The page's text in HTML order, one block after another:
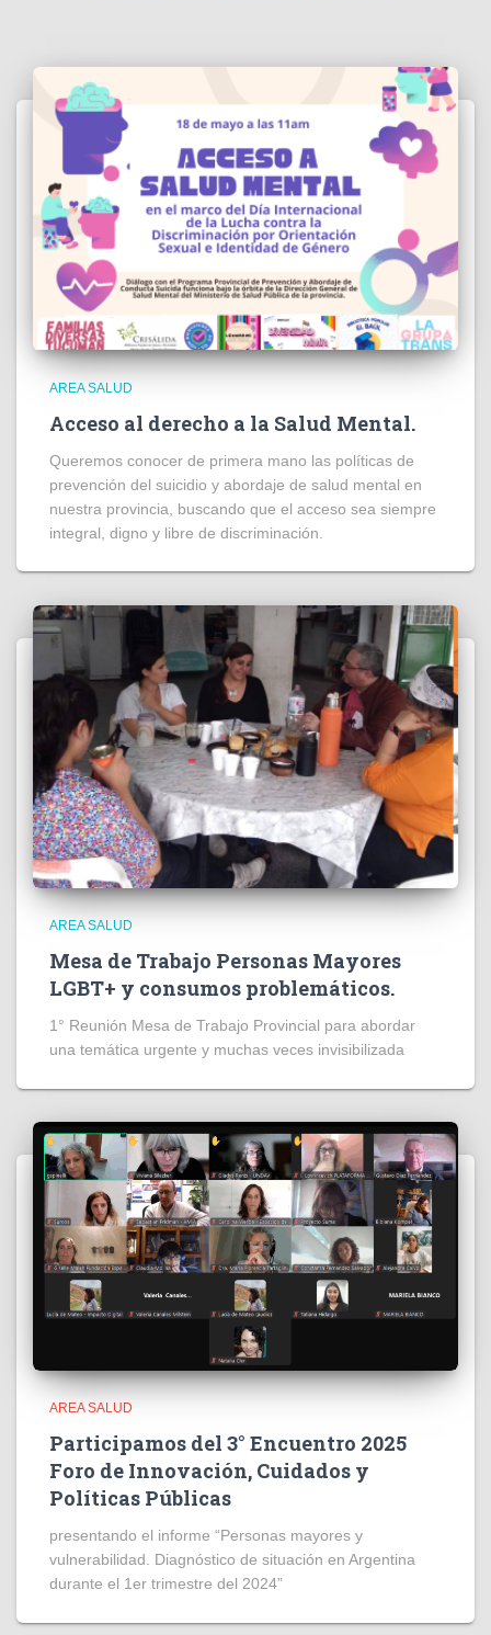
AREA SALUD
Acceso al derecho a la Salud Mental.
Queremos conocer de primera mano las políticas de
prevención del suicidio y abordaje de salud mental en
nuestra provincia, buscando que el acceso sea siempre
integral, digno y libre de discriminación.
AREA SALUD
Mesa de Trabajo Personas Mayores
LGBT+ y consumos problemáticos.
1° Reunión Mesa de Trabajo Provincial para abordar
una temática urgente y muchas veces invisibilizada
AREA SALUD
Participamos del 3° Encuentro 2025
Foro de Innovación, Cuidados y
Políticas Públicas
presentando el informe “Personas mayores y
vulnerabilidad. Diagnóstico de situación en Argentina
durante el 1er trimestre del 2024”